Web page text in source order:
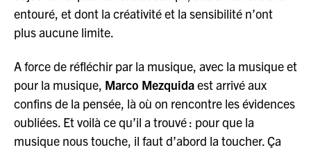
entouré, et dont la créativité et la sensibilité n’ont
plus aucune limite.
A force de réfléchir par la musique, avec la musique et
pour la musique, Marco Mezquidaest arrivé aux
confins de la pensée, là où on rencontre les évidences
oubliées. Et voilà ce qu’il a trouvé : pour que la
musique nous touche, il faut d’abord la toucher. Ça